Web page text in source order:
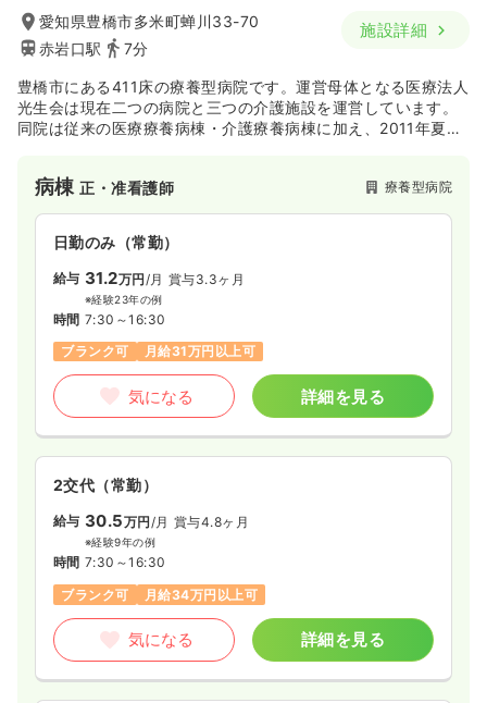
給与 22.0万円 /月 賞与2.35ヶ月
※一例
時間 8:30～17:00
土日祝休み
月給22万円以上可
気になる 詳細を見る
愛知県豊橋市多米町蝉川33-70
赤岩口駅
7分
施設詳細
豊橋市にある411床の療養型病院です。運営母体となる医療法人
光生会は現在二つの病院と三つの介護施設を運営しています。
同院は従来の医療療養病棟・介護療養病棟に加え、2011年夏に
病棟正・准看護師 療養型病院
日勤のみ（常勤）
給与 31.2万円/月 賞与3.3ヶ月
※経験23年の例
時間 7:30～16:30
ブランク可
月給31万円以上可
気になる 詳細を見る
2交代（常勤）
給与 30.5万円/月 賞与4.8ヶ月
※経験9年の例
時間 7:30～16:30
ブランク可
月給34万円以上可
気になる 詳細を見る